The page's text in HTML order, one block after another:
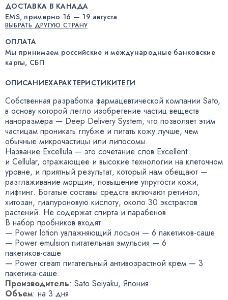
ДОСТАВКА В КАНАДА
EMS, примерно 16 — 19 августа
ВЫБРАТЬ ДРУГУЮ СТРАНУ
ОПЛАТА
Мы принимаем российские и международные банковские
карты, СБП
ОПИСАНИЕХАРАКТЕРИСТИКИТЕГИ
Собственная разработка фармацевтической компании Sato,
в основу которой легло изобретение частиц веществ
наноразмера — Deep Delivery System, что позволяет этим
частицам проникать глубже и питать кожу лучше, чем
обычные микрочастицы или липосомы.
Название Excellula — это сочетание слов Excellent
и Cellular, отражающее и высокие технологии на клеточном
уровне, и приятный результат, который нам обещают —
разглаживание морщин, повышение упругости кожи,
лифтинг. Богатые составы средств включают ретинол,
хитозан, гиалуроновую кислоту, около 30 экстрактов
растений. Не содержат спирта и парабенов.
В набор пробников входят:
— Power lotion увлажняющий лосьон — 6 пакетиков-саше
— Power emulsion питательная эмульсия — 6
пакетиков-саше
— Power cream питательный антивозрастной крем — 3
пакетика-саше.
Производитель: Sato Seiyaku, Япония
Объем: на 3 дня